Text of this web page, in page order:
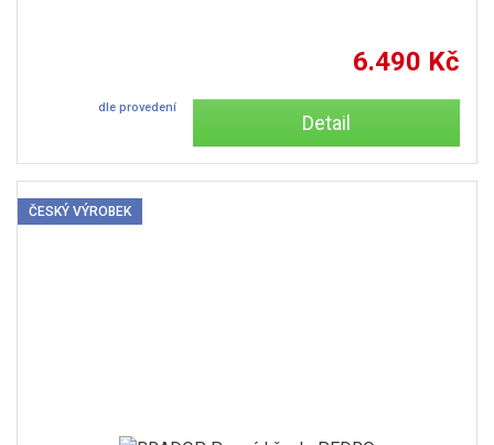
6.490 Kč
dle provedení
Detail
ČESKÝ VÝROBEK